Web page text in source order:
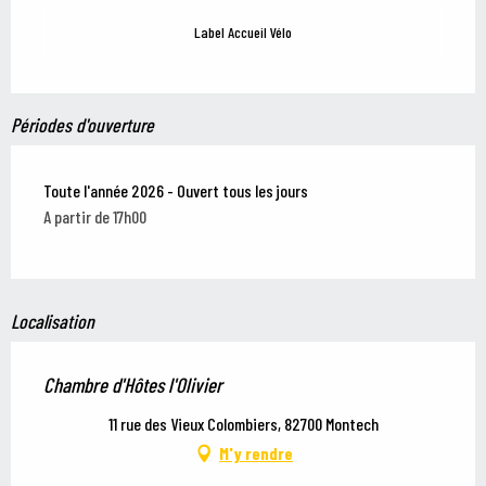
Label Accueil Vélo
Périodes d'ouverture
Toute l'année 2026 - Ouvert tous les jours
A partir de 17h00
Localisation
Chambre d'Hôtes l'Olivier
11 rue des Vieux Colombiers, 82700 Montech
M'y rendre